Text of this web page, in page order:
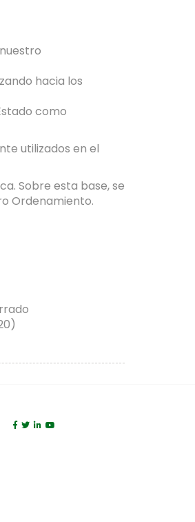
hacia los
como
utilizados en el
Sobre esta base, se
Ordenamiento.